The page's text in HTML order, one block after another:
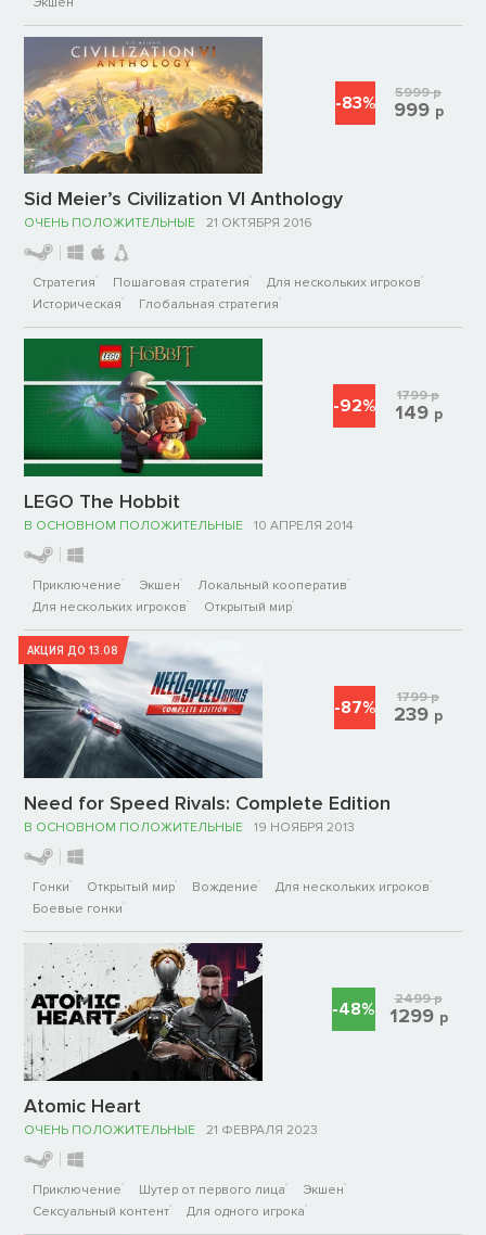
Sid Meier’s Civilization VI Anthology
ОЧЕНЬ ПОЛОЖИТЕЛЬНЫЕ 21 ОКТЯБРЯ 2016
Стратегия Пошаговая стратегия
Для нескольких игроков
Историческая
Глобальная стратегия
-83% 5999р
999 р
LEGO The Hobbit
В ОСНОВНОМ ПОЛОЖИТЕЛЬНЫЕ 10 АПРЕЛЯ 2014
Приключение Экшен
Локальный кооператив
Для нескольких игроков
Открытый мир
-92% 1799р
149 р
АКЦИЯ ДО 13.08
Need for Speed Rivals: Complete Edition
В ОСНОВНОМ ПОЛОЖИТЕЛЬНЫЕ 19 НОЯБРЯ 2013
Гонки Открытый мир Вождение
Для нескольких игроков
Боевые гонки
-87% 1799р
239 р
Atomic Heart
ОЧЕНЬ ПОЛОЖИТЕЛЬНЫЕ 21 ФЕВРАЛЯ 2023
Приключение Шутер от первого лица
Экшен
Сексуальный контент
Для одного игрока
-48% 2499р
1299 р